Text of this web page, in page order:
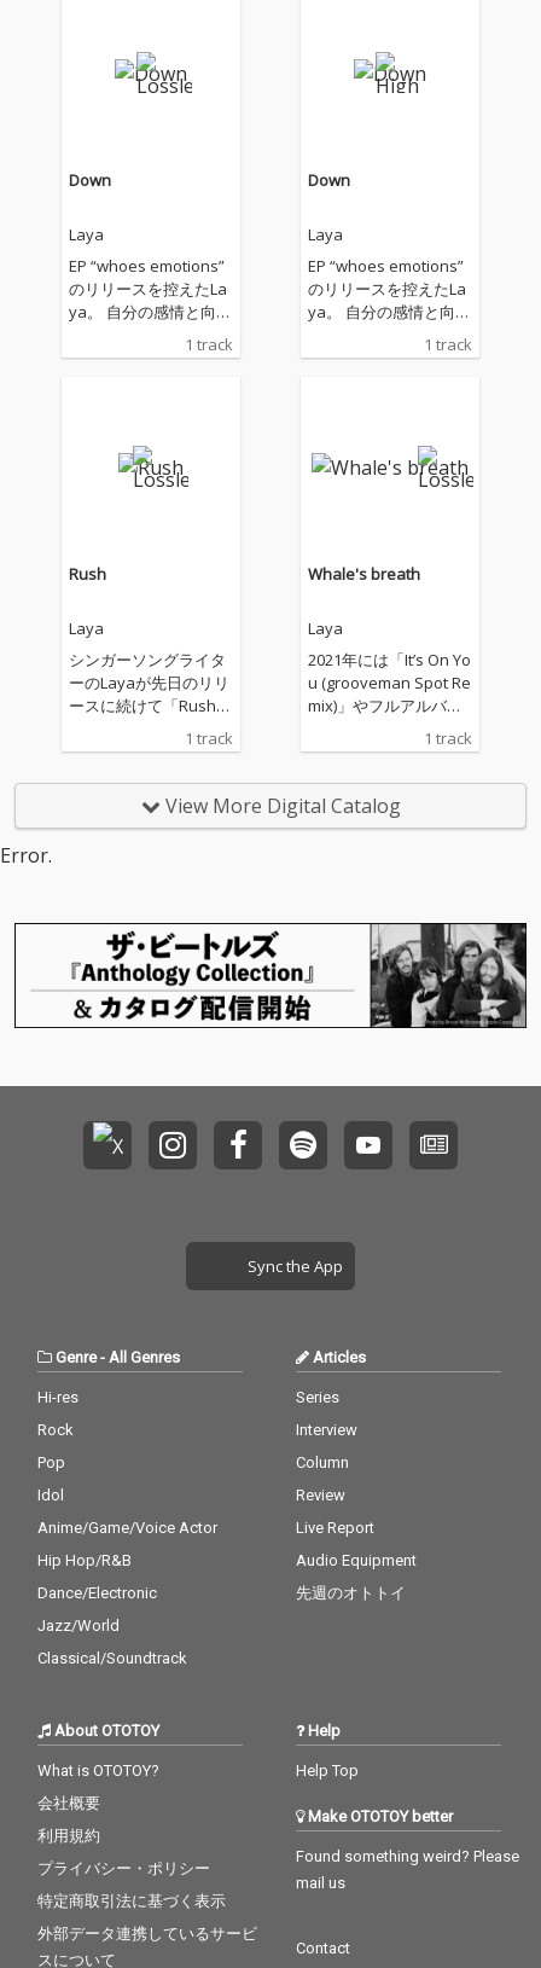
Down
Laya
EP “whoes emotions”
のリリースを控えたLa
ya。 自分の感情と向き
とゆうEPの中でも、先
らの評価に左右され、
期待をし失望をする。
強気なくらい自分を愛
してあげることが助け
ayaのメッセージが込
められている。 “Don’t l
et me down (がっかり
させないでよね)”から
何重にも重ねたボーカ
ずつ強くなっていく様
な背中を押してくれる
曲となっている。 「R
&Bは歌、HipHopはラ
ップ」そんな概念に捉
われないLayaの原点と
今後の彼女の同行に期
1 track
Down
Laya
EP “whoes emotions”
のリリースを控えたLa
ya。 自分の感情と向き
合いながら書き進めた
とゆうEPの中でも、先
らの評価に左右され、
期待をし失望をする。
強気なくらい自分を愛
してあげることが助け
ayaのメッセージが込
められている。 “Don’t l
et me down (がっかり
させないでよね)”から
何重にも重ねたボーカ
ずつ強くなっていく様
な背中を押してくれる
曲となっている。 「R
&Bは歌、HipHopはラ
ップ」そんな概念に捉
われないLayaの原点と
今後の彼女の同行に期
1 track
Rush
Laya
シンガーソングライタ
ーのLayaが先日のリリ
ースに続けて「Rush」
る。 本曲では、日常が
衝撃的な恋の始まり、
互いにわかっていても
そんな気持ちを。 前
曲”Whale’s breath”か
ら曲調が変わっても、L
ayaらしさを十分に感
じることが出来る。そ
るこの季節に、誰かを
思い浮かべながらぜひ
聴いてほしい。
1 track
Whale's breath
Laya
2021年には「It’s On Yo
u (grooveman Spot Re
mix)」やフルアルバム
「seasons」のリリー
スを立て続けに行ったL
本作を端緒に、連続リ
リースが控えており、
とのことだ。 [作品紹
介] 息継ぎなしでは海
の中で生きられないク
ジラの呼吸からインス
ピレーションを受け、
愛が自身を連れ去るこ
とを待っている様を歌
った。 騒がしい海の上
えてくる、クジラの息
くれる。
1 track
View More Digital Catalog
Error.
Sync the App
Genre- All Genres
Hi-res
Rock
Pop
Idol
Anime/Game/Voice Actor
Hip Hop/R&B
Dance/Electronic
Jazz/World
Classical/Soundtrack
Articles
Series
Interview
Column
Review
Live Report
Audio Equipment
先週のオトトイ
About OTOTOY
What is OTOTOY?
会社概要
利用規約
プライバシー・ポリシー
特定商取引法に基づく表示
外部データ連携しているサービ
スについて
Help
Help Top
Make OTOTOY better
Found something weird? Please
mail us
Contact